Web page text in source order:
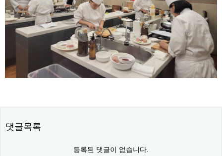
댓글목록
등록된 댓글이 없습니다.